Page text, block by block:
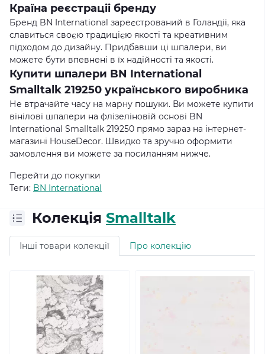
Країна реєстрацii бренду
Бренд BN International зареєстрований в Голандii, яка
славиться своєю традицiєю якостi та креативним
пiдходом до дизайну. Придбавши ці шпалери, ви
можете бути впевнені в їх надiйностi та якості.
Купити шпалери BN International
Smalltalk 219250 українського виробника
Не втрачайте часу на марну пошуки. Ви можете купити
вінілові шпалери на флізеліновій основі BN
International Smalltalk 219250 прямо зараз на інтернет-
магазині HouseDecor. Швидко та зручно оформити
замовлення ви можете за посиланням нижче.
Перейти до покупки
Теги: BN International
Колекція Smalltalk
Інші товари колекції Про колекцію